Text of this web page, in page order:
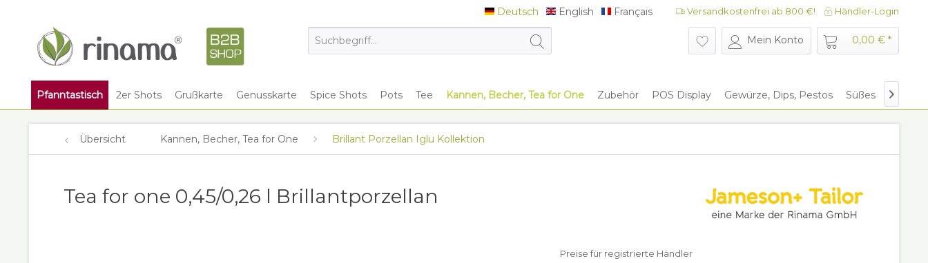
Deutsch
Deutsch English
English Français
Français Versandkostenfrei ab 800 €! Händler-Login
Mein Konto 0,00 € *
Pfanntastisch 2er Shots Grußkarte Genusskarte Spice Shots Pots Tee Kannen, Becher, Tea for One Zubehör POS Display Gewürze, Dips, Pestos Süßes Give

Übersicht Kannen, Becher, Tea for One Brillant Porzellan Iglu Kollektion
Tea for one 0,45/0,26 l Brillantporzellan
Preise für registrierte Händler